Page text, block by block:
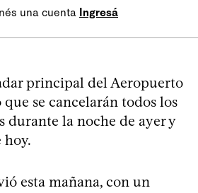
una cuenta Ingresá
principal del Aeropuerto
se cancelarán todos los
durante la noche de ayer y
hoy.
esta mañana, con un